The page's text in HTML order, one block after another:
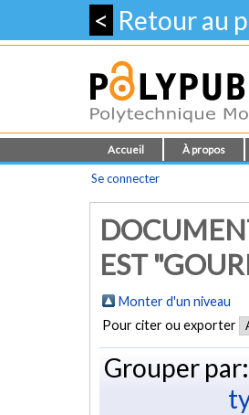
< Retour au
Accueil À propos
Se connecter
EST "
Monter d'un niveau
Pour citer ou exporter
Grouper par: